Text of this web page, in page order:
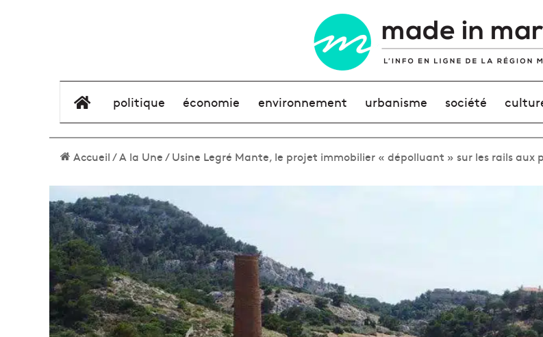
élément de menu
politique économie environnement urbanisme société
Accueil/A la Une/Usine Legré Mante, le projet immobilier « dépolluant » sur les rails aux